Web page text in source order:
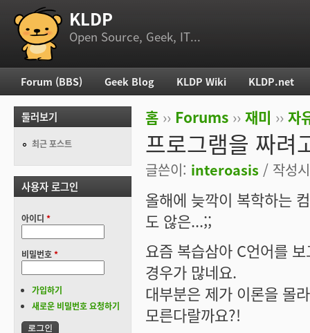
부 메뉴 KLDP
Open Source, Geek, IT...
현재 위치
홈 ›› Forums ›› 재미 ›› 자
프로그램을 짜려
글쓴이: interoasis / 작성
올해에 늦깍이 복학하는
도 않은...;;
요즘 복습삼아 C언어를
경우가 많네요.
대부분은 제가 이론을 몰
모른다랄까요?!
주 메뉴
Forum (BBS) Geek Blog KLDP Wiki KLDP.net
둘러보기
최근 포스트
사용자 로그인
아이디 *
비밀번호*
가입하기
새로운 비밀번호 요청하기